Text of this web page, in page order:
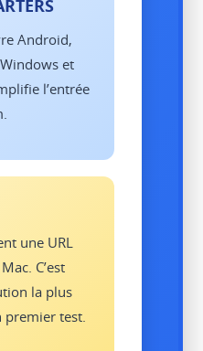
Android,
et
l’entrée
une URL
C’est
la plus
test.